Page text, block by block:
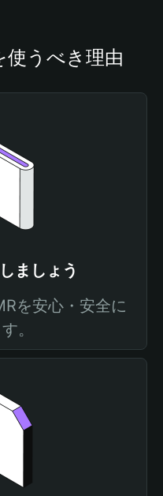
うべき理由
ましょう
を安心・安全に
。